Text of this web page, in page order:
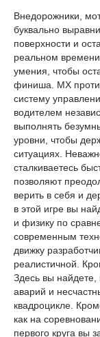
Внедорожники,
буквально
поверхности и
реальном
умения, чтобы
финиша. MX
систему
водителем
выполнять
уровни, чтобы
ситуациях.
сталкиваетесь
позволяют
верить в себя и
в этой игре вы
и физику по
современным
движку
реалистичной.
Здесь вы
аварий и
квадроцикле.
как на
первого круга вы